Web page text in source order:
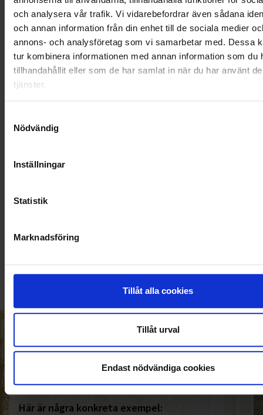
och analysera vår trafik. Vi vidarebefordrar även sådana
och annan information från din enhet till de sociala medier
annons- och analysföretag som vi samarbetar med. Dessa
tur kombinera informationen med annan information som du
tillhandahållit eller som de har samlat in när du har använt
tjänster.
Nödvändig
Inställningar
Statistik
Marknadsföring
Tillåt alla cookies
Tillåt urval
Endast nödvändiga cookies
SOCIALT ANSVAR
VELLINGE
HELT ENKELT HÅLLBART
Den gemensamma nämnaren i
Ohlssonsgruppen är vårt hållbara
engagemang.
Här är några konkreta exempel: